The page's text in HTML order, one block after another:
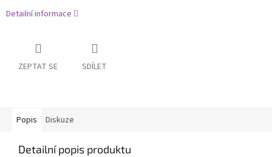
Detailní informace
ZEPTAT SE SDÍLET
Popis Diskuze
Detailní popis produktu